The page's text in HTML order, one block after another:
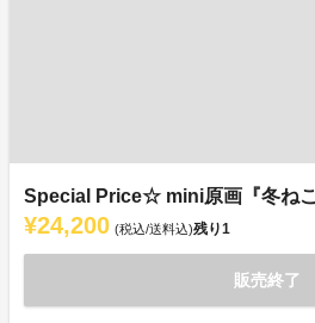
Special Price☆ mini原画『冬ねこ
¥24,200 (税込/送料込)残り1
販売終了